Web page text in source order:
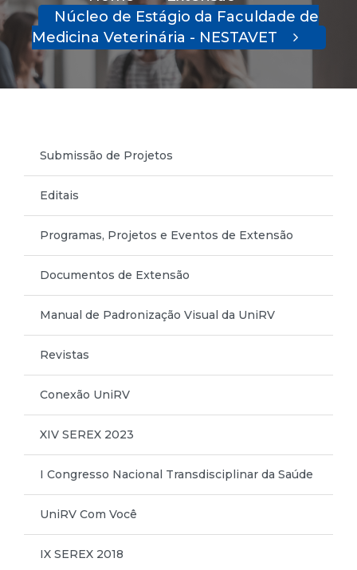
Núcleo de Estágio da Faculdade de
Medicina Veterinária - NESTAVET
Submissão de Projetos
Editais
Programas, Projetos e Eventos de Extensão
Documentos de Extensão
Manual de Padronização Visual da UniRV
Revistas
Conexão UniRV
XIV SEREX 2023
I Congresso Nacional Transdisciplinar da Saúde
UniRV Com Você
IX SEREX 2018